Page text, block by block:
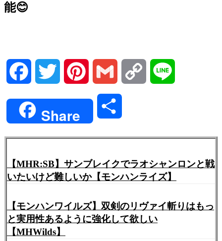
能😊
Facebook Twitter Pinterest Gmail Copy
Share
【MHR:SB】サンブレイクでラオシャンロンと戦
いたいけど難しいか【モンハンライズ】
【モンハンワイルズ】双剣のリヴァイ斬りはもっ
と実用性あるように強化して欲しい
【MHWilds】